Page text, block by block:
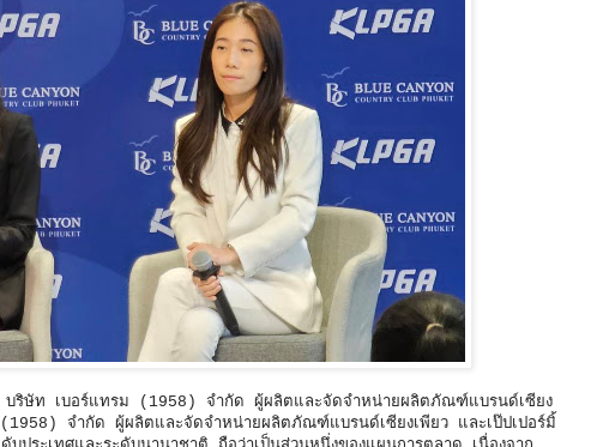
ริษัท เบอร์แทรม (1958) จำกัด ผู้ผลิตและจัดจำหน่ายผลิตภัณฑ์แบรนด์เซียง
จำกัด ผู้ผลิตและจัดจำหน่ายผลิตภัณฑ์แบรนด์เซียงเพียว และเป๊ปเปอร์มิ้